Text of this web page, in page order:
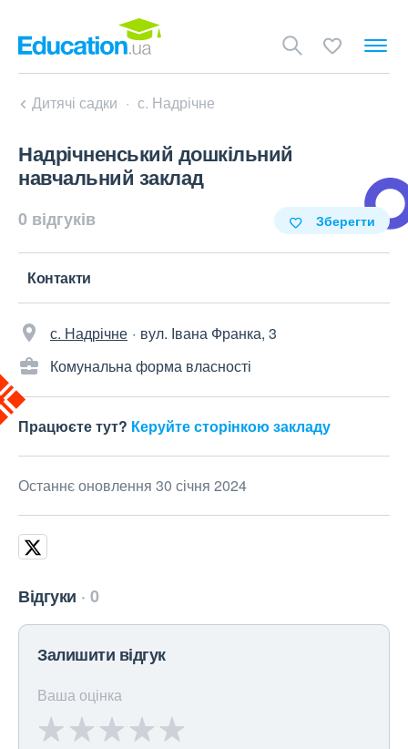
Дитячі садки с. Надрічне
Надрічненський дошкільний
навчальний заклад
0 відгуків Зберегти
Контакти
с. Надрічне
вул. Івана Франка, 3
Комунальна форма власності
Працюєте тут? Керуйте сторінкою закладу
Останнє оновлення 30 січня 2024
Відгуки 0
Залишити відгук
Ваша оцінка